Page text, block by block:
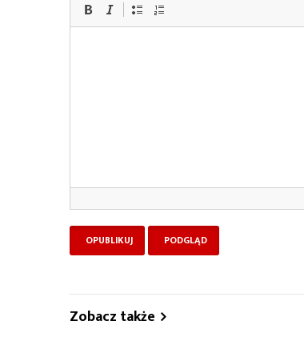
Zobacz także